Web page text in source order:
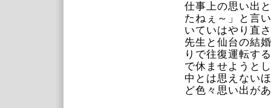
仕事上の思い出
たねぇ～」と言
いていはやり直
先生と仙台の結
りで往復運転す
で休ませようと
中とは思えない
ど色々思い出が